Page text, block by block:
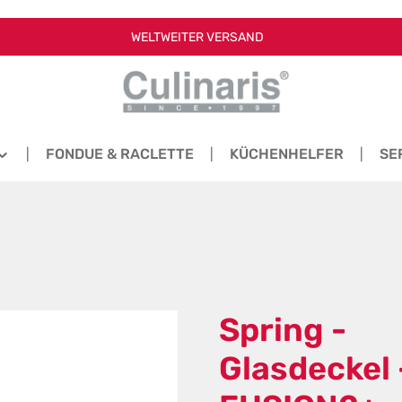
WELTWEITER VERSAND
FONDUE & RACLETTE KÜCHENHELFER
Spring -
Glasdeckel